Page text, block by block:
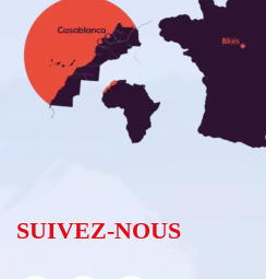
SUIVEZ-NOUS